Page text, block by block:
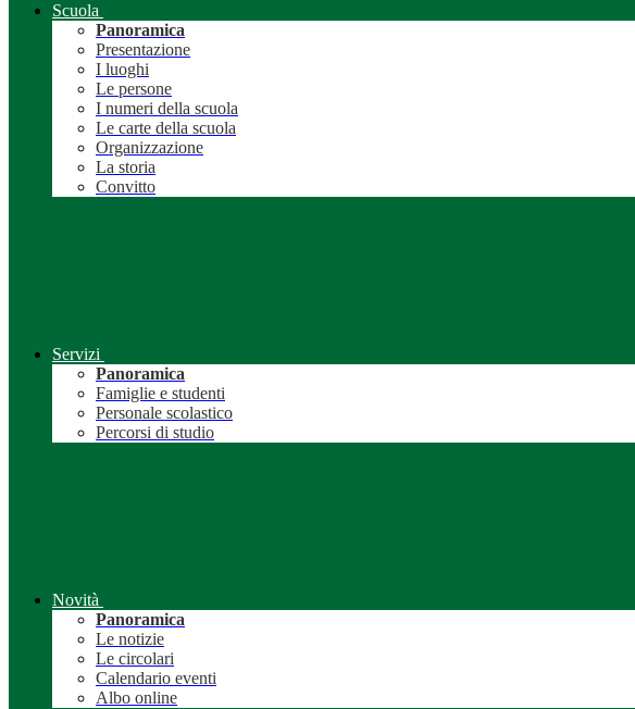
Scuola
Panoramica
Presentazione
I luoghi
Le persone
I numeri della scuola
Le carte della scuola
Organizzazione
La storia
Convitto
Servizi
Panoramica
Famiglie e studenti
Personale scolastico
Percorsi di studio
Novità
Panoramica
Le notizie
Le circolari
Calendario eventi
Albo online